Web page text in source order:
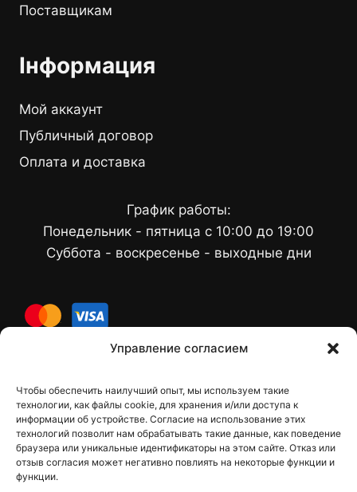
Управление согласием
Чтобы обеспечить наилучший опыт, мы используем такие
технологии, как файлы cookie, для хранения и/или доступа к
информации об устройстве. Согласие на использование этих
технологий позволит нам обрабатывать такие данные, как поведение
браузера или уникальные идентификаторы на этом сайте. Отказ или
отзыв согласия может негативно повлиять на некоторые функции и
функции.
Поставщикам
Інформация
Мой аккаунт
Публичный договор
Оплата и доставка
График работы:
Понедельник - пятница с 10:00 до 19:00
Суббота - воскресенье - выходные дни
Контакты
dfbelements@gmail.com